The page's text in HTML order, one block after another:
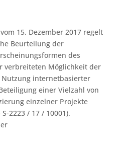
15. Dezember 2017 regelt
Beurteilung der
des
verbreiteten Möglichkeit der
internetbasierter
einer Vielzahl von
einzelner Projekte
2223 / 17 / 10001).